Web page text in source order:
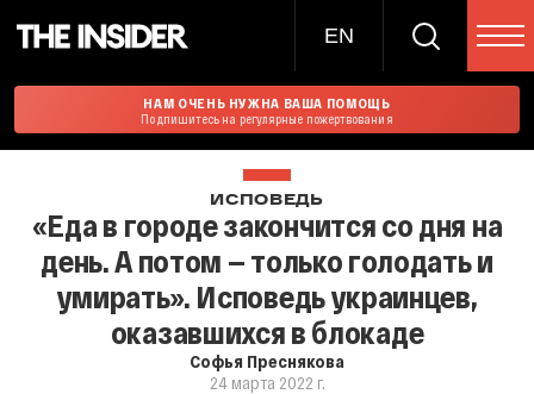
EN
НАМ ОЧЕНЬ НУЖНА ВАША ПОМОЩЬ
Подпишитесь на регулярные пожертвования
ИСПОВЕДЬ
«Еда в городе закончится со дня на
день. А потом — только голодать и
умирать». Исповедь украинцев,
оказавшихся в блокаде
Софья Преснякова
24 марта 2022 г.